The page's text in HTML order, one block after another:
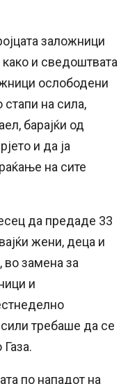
заложници
и сведоштвата
ослободени
стапи на сила,
барајќи од
и да ја
на сите
да предаде 33
жени, деца и
во замена за
и
требаше да се
по нападот на